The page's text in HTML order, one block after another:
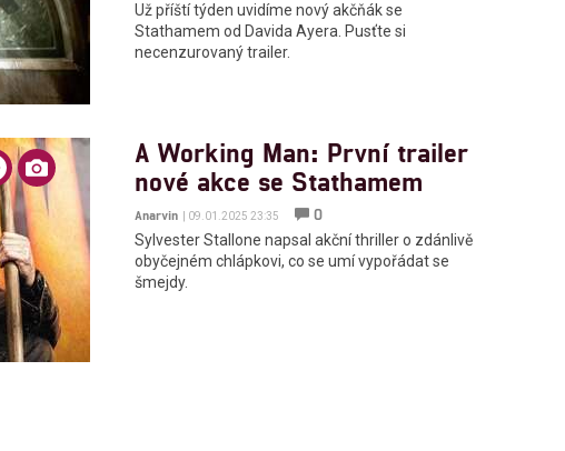
Už příští týden uvidíme nový akčňák se
Stathamem od Davida Ayera. Pusťte si
necenzurovaný trailer.
A Working Man: První trailer
nové akce se Stathamem
Anarvin | 09.01.2025 23:35
0
Sylvester Stallone napsal akční thriller o zdánlivě
obyčejném chlápkovi, co se umí vypořádat se
šmejdy.